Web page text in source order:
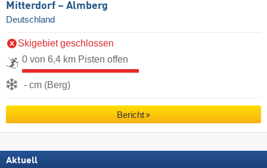
Mitterdorf – Almberg
Deutschland
Skigebiet geschlossen
0 von 6,4 km Pisten offen
- cm (Berg)
Bericht
Aktuell